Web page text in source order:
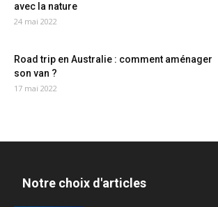
avec la nature
24 mai 2022
Road trip en Australie : comment aménager
son van ?
17 mai 2022
Notre choix d'articles